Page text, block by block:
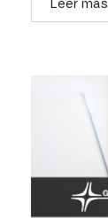
Leer más